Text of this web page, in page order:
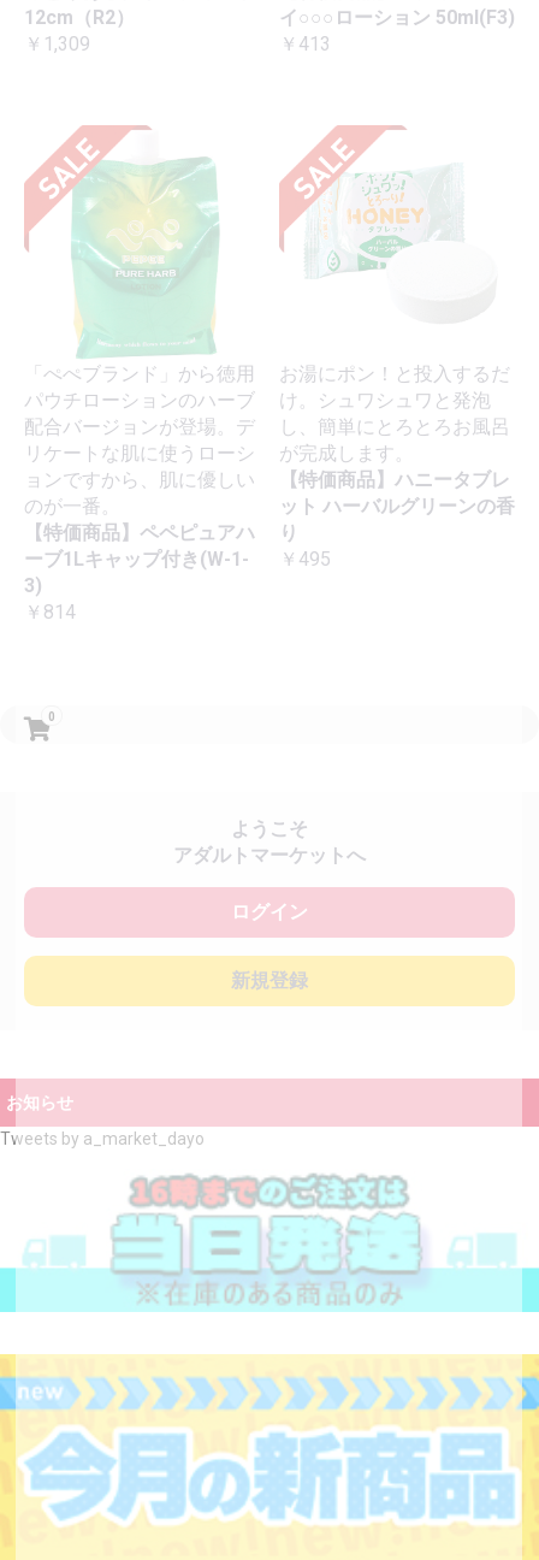
0
ようこそ
アダルトマーケットへ
ログイン
新規登録
お知らせ
Tweets by a_market_dayo
12cm（R2）
￥1,309
イ○○○ローション 50ml(F3)
￥413
「ぺぺブランド」から徳用
パウチローションのハーブ
配合バージョンが登場。デ
リケートな肌に使うローシ
ョンですから、肌に優しい
のが一番。
【特価商品】ペペピュアハ
ーブ1Lキャップ付き(W-1-
3)
￥814
お湯にポン！と投入するだ
け。シュワシュワと発泡
し、簡単にとろとろお風呂
が完成します。
【特価商品】ハニータブレ
ット ハーバルグリーンの香
り
￥495